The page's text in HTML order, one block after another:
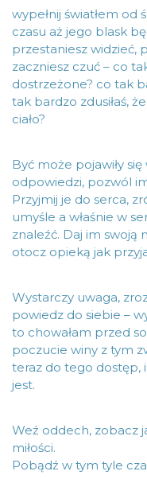
wypełnij światłem od
czasu aż jego blask
przestaniesz widzieć,
zaczniesz czuć – co
dostrzeżone? co tak
tak bardzo zdusiłaś,
ciało?
Być może pojawiły
odpowiedzi, pozwól
Przyjmij je do serca,
umyśle a właśnie w
znaleźć. Daj im swoją
otocz opieką jak
Wystarczy uwaga,
powiedz do siebie –
to chowałam przed
poczucie winy z tym
teraz do tego dostęp,
jest.
Weź oddech, zobacz
miłości.
Pobądź w tym tyle